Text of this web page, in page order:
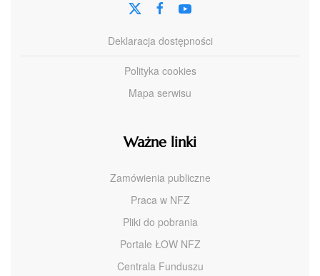
Deklaracja dostępności
Polityka cookies
Mapa serwisu
Ważne linki
Zamówienia publiczne
Praca w NFZ
Pliki do pobrania
Portale ŁOW NFZ
Centrala Funduszu